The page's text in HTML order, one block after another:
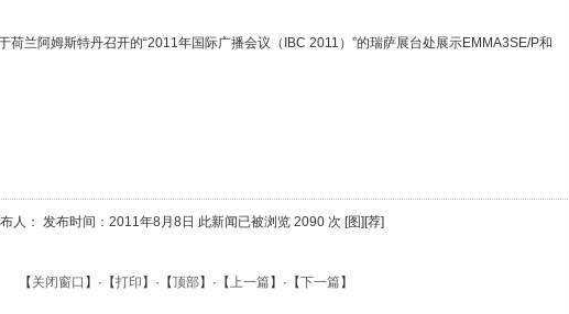
荷兰阿姆斯特丹召开的“2011年国际广播会议（IBC 2011）”的瑞萨展台处展示EMMA3SE/P和
人： 发布时间：2011年8月8日 此新闻已被浏览 2090 次 [图][荐]
【 关闭窗口 】·【打印 】·【顶部】·【上一篇】·【下一篇】